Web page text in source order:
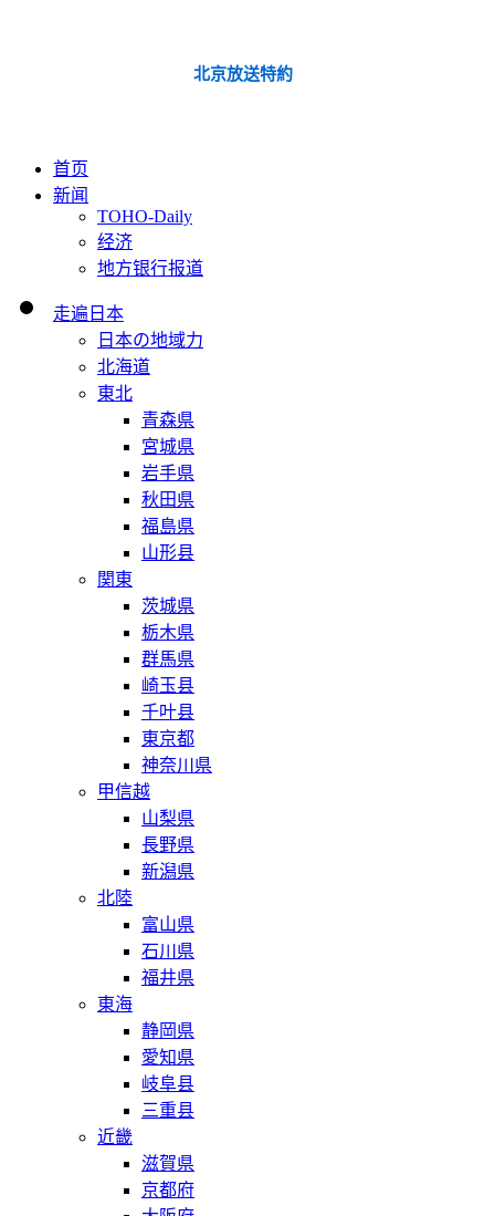
北京放送特約
首页
新闻
TOHO-Daily
经济
地方银行报道
走遍日本
日本の地域力
北海道
東北
青森県
宮城県
岩手県
秋田県
福島県
山形县
関東
茨城県
栃木県
群馬県
崎玉县
千叶县
東京都
神奈川県
甲信越
山梨県
長野県
新潟県
北陸
富山県
石川県
福井県
東海
静岡県
愛知県
岐阜县
三重县
近畿
滋賀県
京都府